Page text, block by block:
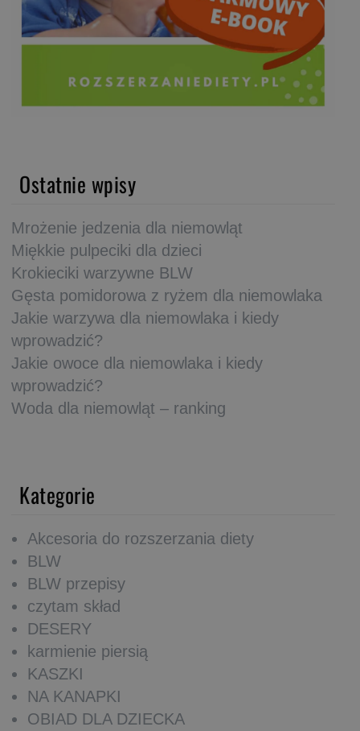
Ostatnie wpisy
Mrożenie jedzenia dla niemowląt
Miękkie pulpeciki dla dzieci
Krokieciki warzywne BLW
Gęsta pomidorowa z ryżem dla niemowlaka
Jakie warzywa dla niemowlaka i kiedy
wprowadzić?
Jakie owoce dla niemowlaka i kiedy
wprowadzić?
Woda dla niemowląt – ranking
Kategorie
Akcesoria do rozszerzania diety
BLW
BLW przepisy
czytam skład
DESERY
karmienie piersią
KASZKI
NA KANAPKI
OBIAD DLA DZIECKA